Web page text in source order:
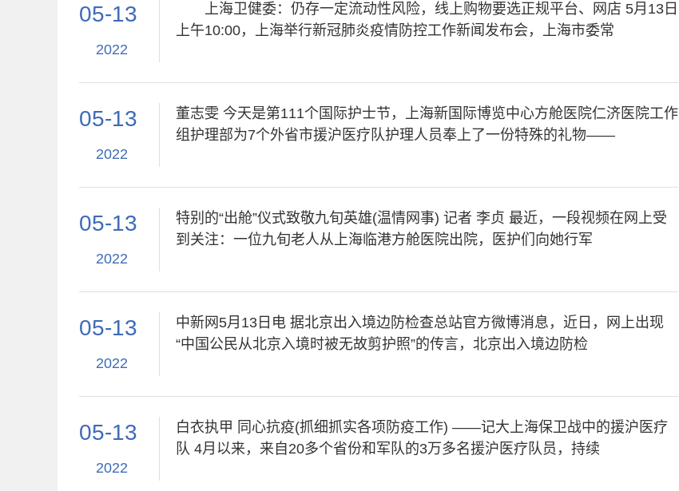
05-13
2022
上海卫健委：仍存一定流动性风险，线上购物要选正规平台、网店 5月13日
上午10:00，上海举行新冠肺炎疫情防控工作新闻发布会，上海市委常
05-13
2022
董志雯 今天是第111个国际护士节，上海新国际博览中心方舱医院仁济医院工作
组护理部为7个外省市援沪医疗队护理人员奉上了一份特殊的礼物——
05-13
2022
特别的“出舱”仪式致敬九旬英雄(温情网事) 记者 李贞 最近，一段视频在网上受
到关注：一位九旬老人从上海临港方舱医院出院，医护们向她行军
05-13
2022
中新网5月13日电 据北京出入境边防检查总站官方微博消息，近日，网上出现
“中国公民从北京入境时被无故剪护照”的传言，北京出入境边防检
05-13
2022
白衣执甲 同心抗疫(抓细抓实各项防疫工作) ——记大上海保卫战中的援沪医疗
队 4月以来，来自20多个省份和军队的3万多名援沪医疗队员，持续